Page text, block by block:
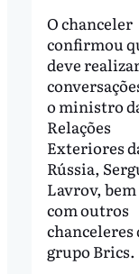
O chanceler
confirmou
deve
o ministro
Relações
Exteriores
Rússia,
Lavrov,
com outros
chanceleres
grupo Brics.